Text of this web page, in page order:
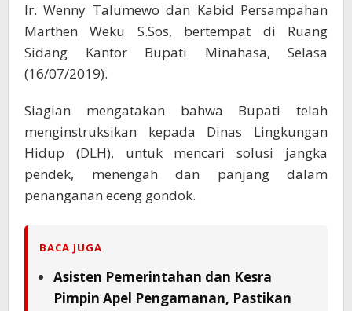
Ir. Wenny Talumewo dan Kabid Persampahan
Marthen Weku S.Sos, bertempat di Ruang
Sidang Kantor Bupati Minahasa, Selasa
(16/07/2019).
Siagian mengatakan bahwa Bupati telah
menginstruksikan kepada Dinas Lingkungan
Hidup (DLH), untuk mencari solusi jangka
pendek, menengah dan panjang dalam
penanganan eceng gondok.
BACA JUGA
Asisten Pemerintahan dan Kesra
Pimpin Apel Pengamanan, Pastikan